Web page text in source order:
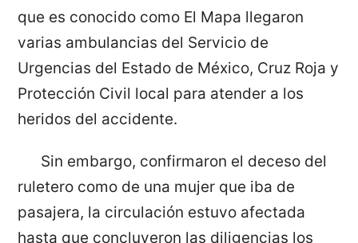
que es conocido como El Mapa llegaron
varias ambulancias del Servicio de
Urgencias del Estado de México, Cruz Roja y
Protección Civil local para atender a los
heridos del accidente.
Sin embargo, confirmaron el deceso del
ruletero como de una mujer que iba de
pasajera, la circulación estuvo afectada
hasta que concluyeron las diligencias los